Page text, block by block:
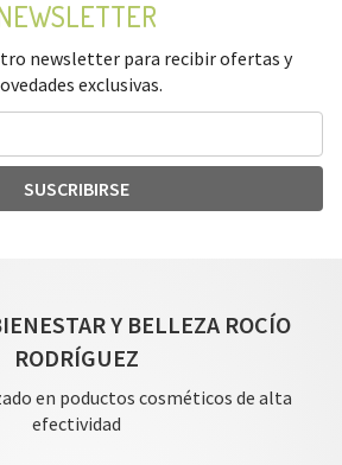
newsletter para recibir ofertas y
exclusivas.
SUSCRIBIRSE
Y BELLEZA ROCÍO
RODRÍGUEZ
en poductos cosméticos de alta
efectividad